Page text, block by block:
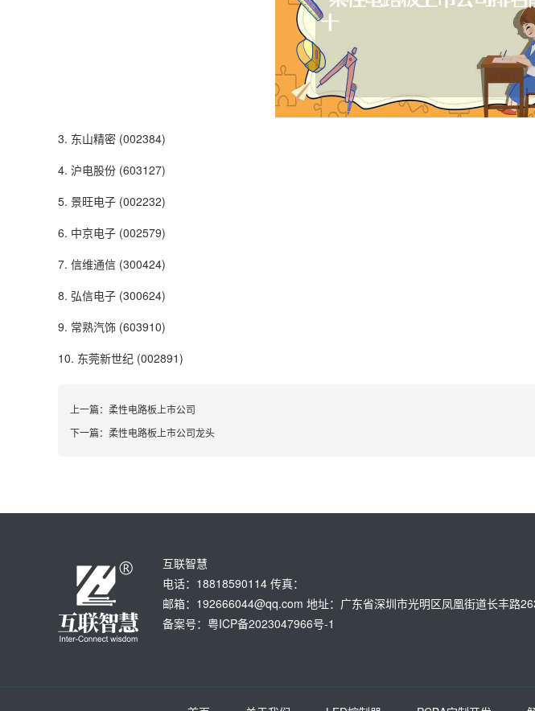
3. 东山精密 (002384)
4. 沪电股份 (603127)
5. 景旺电子 (002232)
6. 中京电子 (002579)
7. 信维通信 (300424)
8. 弘信电子 (300624)
9. 常熟汽饰 (603910)
10. 东莞新世纪 (002891)
上一篇： 柔性电路板上市公司
下一篇： 柔性电路板上市公司龙头
互联智慧
电话：18818590114 传真：
邮箱：192666044@qq.com 地址：广东省深圳市光明区凤凰街道长丰路
备案号：粤ICP备2023047966号-1